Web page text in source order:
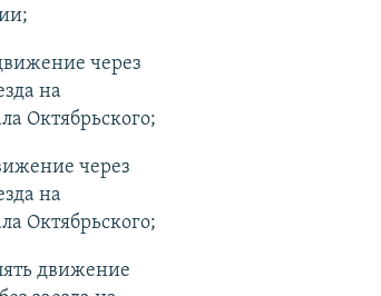
через
на
Октябрьского;
через
на
Октябрьского;
движение